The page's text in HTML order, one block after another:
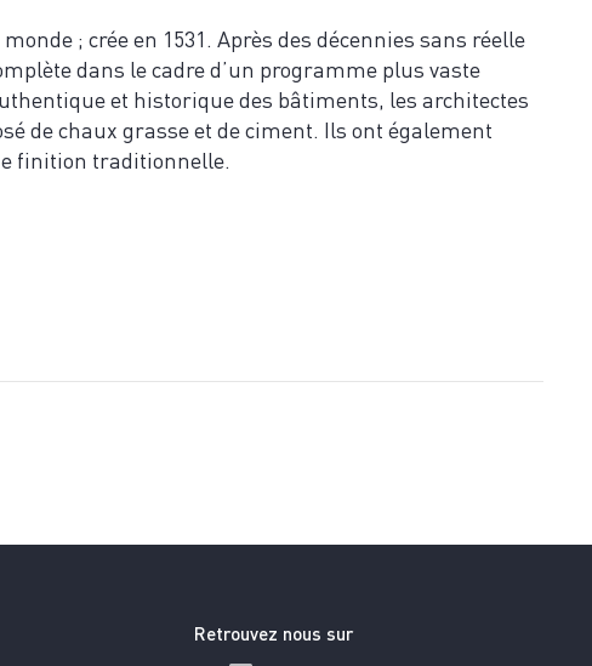
; crée en 1531. Après des décennies sans réelle
dans le cadre d’un programme plus vaste
et historique des bâtiments, les architectes
de chaux grasse et de ciment. Ils ont également
finition traditionnelle.
Retrouvez nous sur